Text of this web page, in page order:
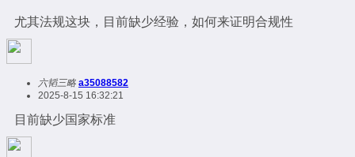
尤其法规这块，目前缺少经验，如何来证明合规性
六韬三略 a35088582
2025-8-15 16:32:21
目前缺少国家标准